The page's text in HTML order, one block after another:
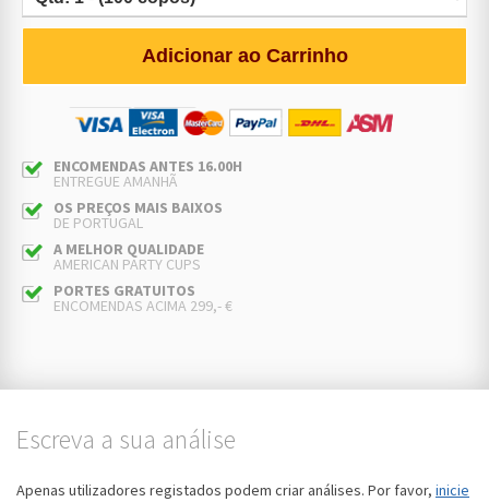
Adicionar ao Carrinho
ENCOMENDAS ANTES 16.00H
ENTREGUE AMANHÃ
OS PREÇOS MAIS BAIXOS
DE PORTUGAL
A MELHOR QUALIDADE
AMERICAN PARTY CUPS
PORTES GRATUITOS
ENCOMENDAS ACIMA 299,- €
Escreva a sua análise
Apenas utilizadores registados podem criar análises. Por favor, inicie